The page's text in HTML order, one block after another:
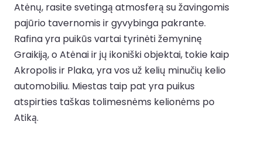
Atėnų, rasite svetingą atmosferą su žavingomis
pajūrio tavernomis ir gyvybinga pakrante.
Rafina yra puikūs vartai tyrinėti žemyninę
Graikiją, o Atėnai ir jų ikoniški objektai, tokie kaip
Akropolis ir Plaka, yra vos už kelių minučių kelio
automobiliu. Miestas taip pat yra puikus
atspirties taškas tolimesnėms kelionėms po
Atiką.